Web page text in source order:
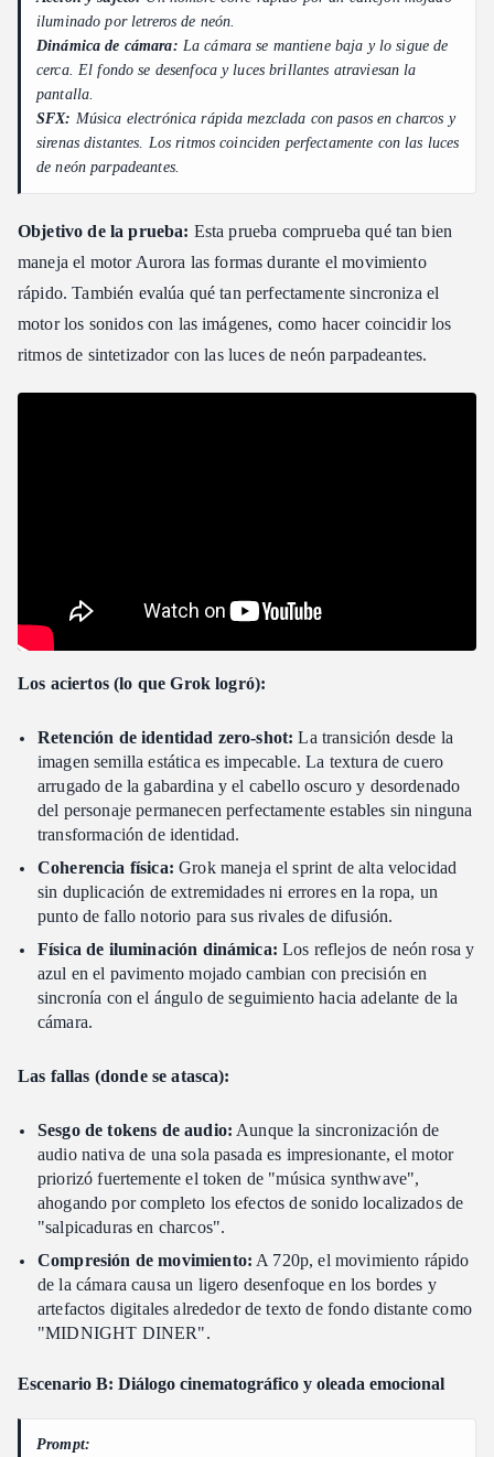
iluminado por letreros de neón.
Dinámica de cámara: La cámara se mantiene baja y lo sigue de
cerca. El fondo se desenfoca y luces brillantes atraviesan la
pantalla.
SFX: Música electrónica rápida mezclada con pasos en charcos y
sirenas distantes. Los ritmos coinciden perfectamente con las luces
de neón parpadeantes.
Objetivo de la prueba: Esta prueba comprueba qué tan bien
maneja el motor Aurora las formas durante el movimiento
rápido. También evalúa qué tan perfectamente sincroniza el
motor los sonidos con las imágenes, como hacer coincidir los
ritmos de sintetizador con las luces de neón parpadeantes.
Los aciertos (lo que Grok logró):
Retención de identidad zero-shot: La transición desde la
imagen semilla estática es impecable. La textura de cuero
arrugado de la gabardina y el cabello oscuro y desordenado
del personaje permanecen perfectamente estables sin ninguna
transformación de identidad.
Coherencia física: Grok maneja el sprint de alta velocidad
sin duplicación de extremidades ni errores en la ropa, un
punto de fallo notorio para sus rivales de difusión.
Física de iluminación dinámica: Los reflejos de neón rosa y
azul en el pavimento mojado cambian con precisión en
sincronía con el ángulo de seguimiento hacia adelante de la
cámara.
Las fallas (donde se atasca):
Sesgo de tokens de audio: Aunque la sincronización de
audio nativa de una sola pasada es impresionante, el motor
priorizó fuertemente el token de "música synthwave",
ahogando por completo los efectos de sonido localizados de
"salpicaduras en charcos".
Compresión de movimiento: A 720p, el movimiento rápido
de la cámara causa un ligero desenfoque en los bordes y
artefactos digitales alrededor de texto de fondo distante como
"MIDNIGHT DINER".
Escenario B: Diálogo cinematográfico y oleada emocional
Prompt: